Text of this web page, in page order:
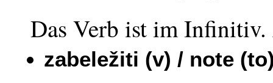
Das Verb ist im
zabeležiti (v) / note